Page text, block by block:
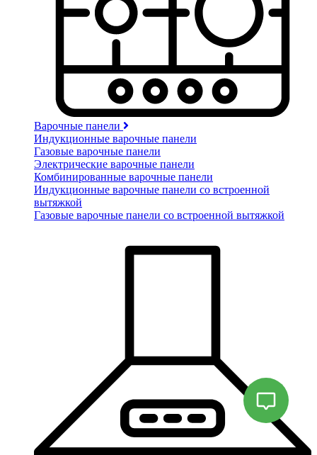
Варочные панели
Индукционные варочные панели
Газовые варочные панели
Электрические варочные панели
Комбинированные варочные панели
Индукционные варочные панели со встроенной
вытяжкой
Газовые варочные панели со встроенной вытяжкой